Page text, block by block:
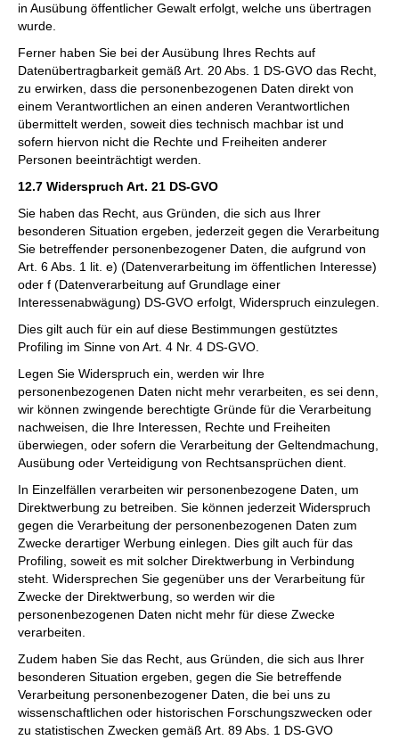
in Ausübung öffentlicher Gewalt erfolgt, welche uns übertragen
wurde.
Ferner haben Sie bei der Ausübung Ihres Rechts auf
Datenübertragbarkeit gemäß Art. 20 Abs. 1 DS-GVO das Recht,
zu erwirken, dass die personenbezogenen Daten direkt von
einem Verantwortlichen an einen anderen Verantwortlichen
übermittelt werden, soweit dies technisch machbar ist und
sofern hiervon nicht die Rechte und Freiheiten anderer
Personen beeinträchtigt werden.
12.7 Widerspruch Art. 21 DS-GVO
Sie haben das Recht, aus Gründen, die sich aus Ihrer
besonderen Situation ergeben, jederzeit gegen die Verarbeitung
Sie betreffender personenbezogener Daten, die aufgrund von
Art. 6 Abs. 1 lit. e) (Datenverarbeitung im öffentlichen Interesse)
oder f (Datenverarbeitung auf Grundlage einer
Interessenabwägung) DS-GVO erfolgt, Widerspruch einzulegen.
Dies gilt auch für ein auf diese Bestimmungen gestütztes
Profiling im Sinne von Art. 4 Nr. 4 DS-GVO.
Legen Sie Widerspruch ein, werden wir Ihre
personenbezogenen Daten nicht mehr verarbeiten, es sei denn,
wir können zwingende berechtigte Gründe für die Verarbeitung
nachweisen, die Ihre Interessen, Rechte und Freiheiten
überwiegen, oder sofern die Verarbeitung der Geltendmachung,
Ausübung oder Verteidigung von Rechtsansprüchen dient.
In Einzelfällen verarbeiten wir personenbezogene Daten, um
Direktwerbung zu betreiben. Sie können jederzeit Widerspruch
gegen die Verarbeitung der personenbezogenen Daten zum
Zwecke derartiger Werbung einlegen. Dies gilt auch für das
Profiling, soweit es mit solcher Direktwerbung in Verbindung
steht. Widersprechen Sie gegenüber uns der Verarbeitung für
Zwecke der Direktwerbung, so werden wir die
personenbezogenen Daten nicht mehr für diese Zwecke
verarbeiten.
Zudem haben Sie das Recht, aus Gründen, die sich aus Ihrer
besonderen Situation ergeben, gegen die Sie betreffende
Verarbeitung personenbezogener Daten, die bei uns zu
wissenschaftlichen oder historischen Forschungszwecken oder
zu statistischen Zwecken gemäß Art. 89 Abs. 1 DS-GVO